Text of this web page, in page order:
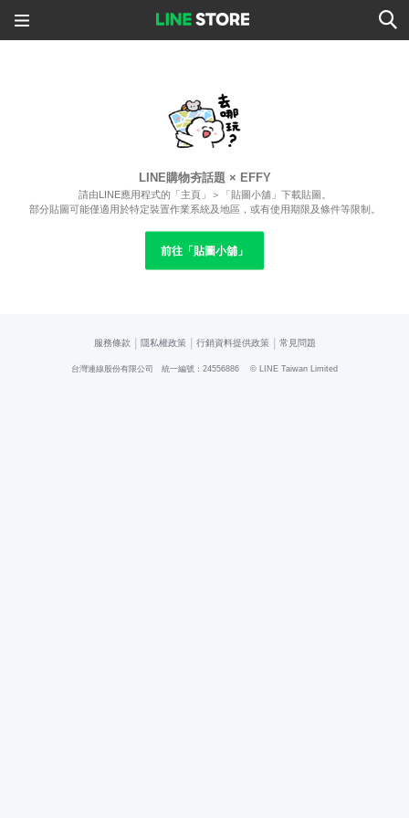
LINE購物夯話題 × EFFY
請由LINE應用程式的「主頁」＞「貼圖小舖」下載貼圖。
部分貼圖可能僅適用於特定裝置作業系統及地區，或有使用期限及條件等限制。
前往「貼圖小舖」
服務條款 隱私權政策 行銷資料提供政策 常見問題
台灣連線股份有限公司 統一編號：24556886 © LINE Taiwan Limited